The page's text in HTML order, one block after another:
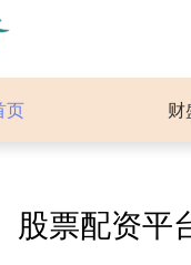
页 财
股票配资平